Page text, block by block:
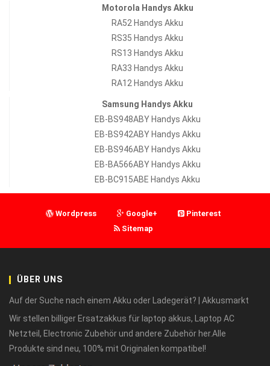
Motorola Handys Akku
RA52 Handys Akku
RS35 Handys Akku
RS13 Handys Akku
RA33 Handys Akku
RA12 Handys Akku
Samsung Handys Akku
EB-BS948ABY Handys Akku
EB-BS942ABY Handys Akku
EB-BS946ABY Handys Akku
EB-BA566ABY Handys Akku
EB-BC915ABE Handys Akku
Wordpress Google+
Pinterest
Sitemap
ÜBER UNS
Auf der Suche nach einem Akku oder Ladegerät? | Akkusmarkt
Wir stellen billiger Ersatzakkus für laptop akkus, Laptop AC
Netzteil, Electronic Zubehör und andere Zubehör her.Alle
Produkte sind neu, 100% mit Originalen kompatibel!